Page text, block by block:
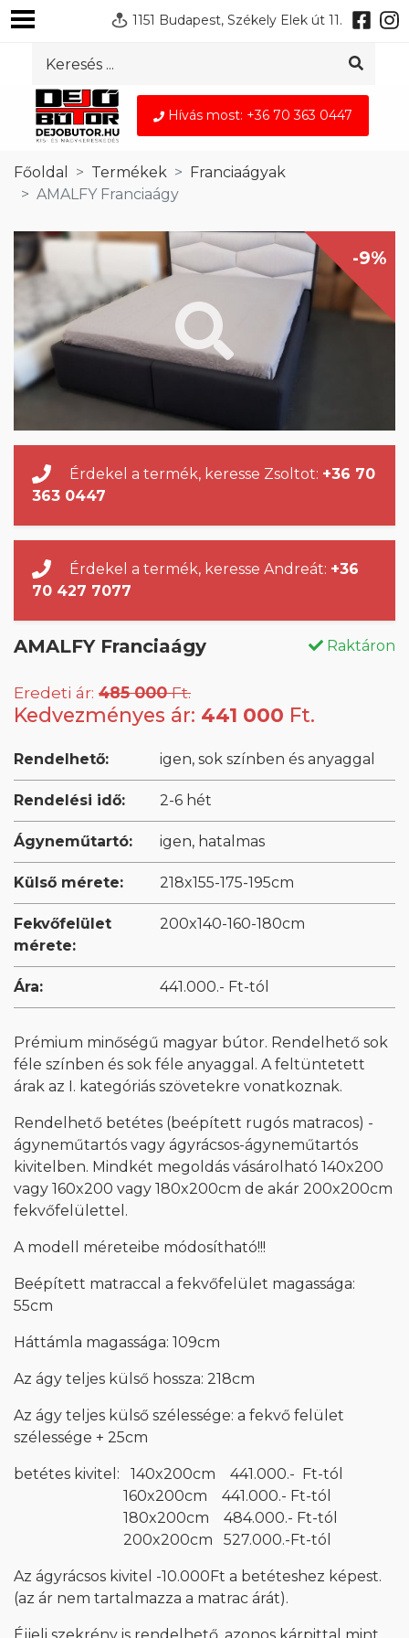
1151 Budapest, Székely Elek út 11.
Hívás most: +36 70 363 0447
Főoldal Termékek
Franciaágyak
AMALFY Franciaágy
-9%
Érdekel a termék, keresse Zsoltot: +36 70
363 0447
Érdekel a termék, keresse Andreát: +36
70 427 7077
AMALFY Franciaágy Raktáron
Eredeti ár: 485 000Ft.
Kedvezményes ár: 441 000 Ft.
Rendelhető: igen, sok színben és anyaggal
Rendelési idő: 2-6 hét
Ágyneműtartó: igen, hatalmas
Külső mérete: 218x155-175-195cm
Fekvőfelület
mérete:
200x140-160-180cm
Ára: 441.000.- Ft-tól
Prémium minőségű magyar bútor. Rendelhető sok
féle színben és sok féle anyaggal. A feltüntetett
árak az I. kategóriás szövetekre vonatkoznak.
Rendelhető betétes (beépített rugós matracos) -
ágyneműtartós vagy ágyrácsos-ágyneműtartós
kivitelben. Mindkét megoldás vásárolható 140x200
vagy 160x200 vagy 180x200cm de akár 200x200cm
fekvőfelülettel.
A modell méreteibe módosítható!!!
Beépített matraccal a fekvőfelület magassága:
55cm
Háttámla magassága: 109cm
Az ágy teljes külső hossza: 218cm
Az ágy teljes külső szélessége: a fekvő felület
szélessége + 25cm
betétes kivitel: 140x200cm 441.000.- Ft-tól
160x200cm 441.000.- Ft-tól
180x200cm 484.000.- Ft-tól
200x200cm 527.000.-Ft-tól
Az ágyrácsos kivitel -10.000Ft a betéteshez képest.
(az ár nem tartalmazza a matrac árát).